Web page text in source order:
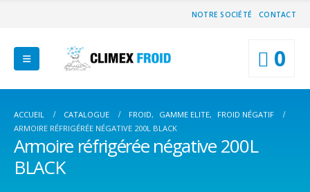
NOTRE SOCIÉTÉ CONTACT
0
ACCUEIL CATALOGUE FROID, GAMME ELITE,
FROID NÉGATIF
ARMOIRE RÉFRIGÉRÉE NÉGATIVE 200L BLACK
Armoire réfrigérée négative 200L
BLACK